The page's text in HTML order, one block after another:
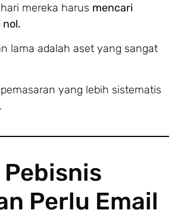
mereka harus mencari
nol.
lama adalah aset yang sangat
yang lebih sistematis
Pebisnis
Perlu Email